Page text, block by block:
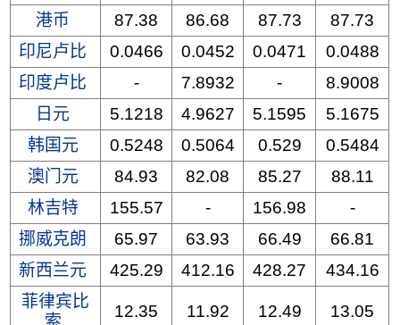
港币
87.38 86.68 87.73
87.73
印尼卢比
0.0466 0.0452 0.0471
0.0488
印度卢比
- 7.8932 -
8.9008
日元
5.1218 4.9627 5.1595
5.1675
韩国元
0.5248 0.5064 0.529
0.5484
澳门元
84.93 82.08 85.27
88.11
林吉特
155.57 - 156.98
-
挪威克朗
65.97 63.93 66.49
66.81
新西兰元
425.29 412.16 428.27
434.16
菲律宾比
12.35 11.92 12.49 13.05